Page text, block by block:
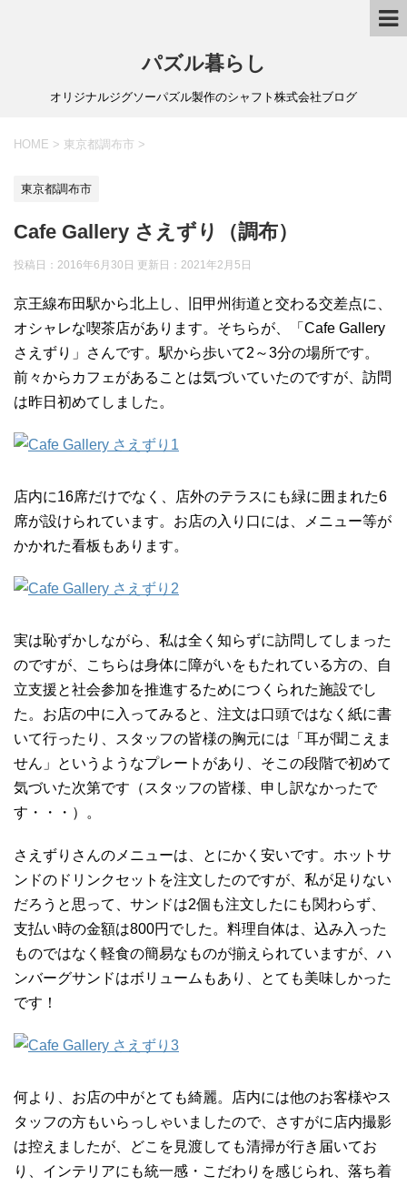
パズル暮らし
オリジナルジグソーパズル製作のシャフト株式会社ブログ
HOME > 東京都調布市 >
東京都調布市
Cafe Gallery さえずり（調布）
投稿日：2016年6月30日 更新日： 2021年2月5日
京王線布田駅から北上し、旧甲州街道と交わる交差点に、
オシャレな喫茶店があります。そちらが、「Cafe Gallery
さえずり」さんです。駅から歩いて2～3分の場所です。
前々からカフェがあることは気づいていたのですが、訪問
は昨日初めてしました。
店内に16席だけでなく、店外のテラスにも緑に囲まれた6
席が設けられています。お店の入り口には、メニュー等が
かかれた看板もあります。
実は恥ずかしながら、私は全く知らずに訪問してしまった
のですが、こちらは身体に障がいをもたれている方の、自
立支援と社会参加を推進するためにつくられた施設でし
た。お店の中に入ってみると、注文は口頭ではなく紙に書
いて行ったり、スタッフの皆様の胸元には「耳が聞こえま
せん」というようなプレートがあり、そこの段階で初めて
気づいた次第です（スタッフの皆様、申し訳なかったで
す・・・）。
さえずりさんのメニューは、とにかく安いです。ホットサ
ンドのドリンクセットを注文したのですが、私が足りない
だろうと思って、サンドは2個も注文したにも関わらず、
支払い時の金額は800円でした。料理自体は、込み入った
ものではなく軽食の簡易なものが揃えられていますが、ハ
ンバーグサンドはボリュームもあり、とても美味しかった
です！
何より、お店の中がとても綺麗。店内には他のお客様やス
タッフの方もいらっしゃいましたので、さすがに店内撮影
は控えましたが、どこを見渡しても清掃が行き届いてお
り、インテリアにも統一感・こだわりを感じられ、落ち着